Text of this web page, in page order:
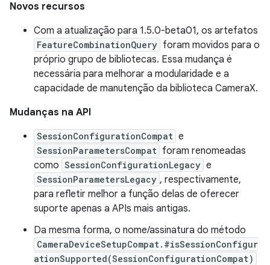
Novos recursos
Com a atualização para 1.5.0-beta01, os artefatos
FeatureCombinationQuery foram movidos para o
próprio grupo de bibliotecas. Essa mudança é
necessária para melhorar a modularidade e a
capacidade de manutenção da biblioteca CameraX.
Mudanças na API
SessionConfigurationCompat e
SessionParametersCompat foram renomeadas
como SessionConfigurationLegacy e
SessionParametersLegacy , respectivamente,
para refletir melhor a função delas de oferecer
suporte apenas a APIs mais antigas.
Da mesma forma, o nome/assinatura do método
CameraDeviceSetupCompat.#isSessionConfigur
ationSupported(SessionConfigurationCompat)